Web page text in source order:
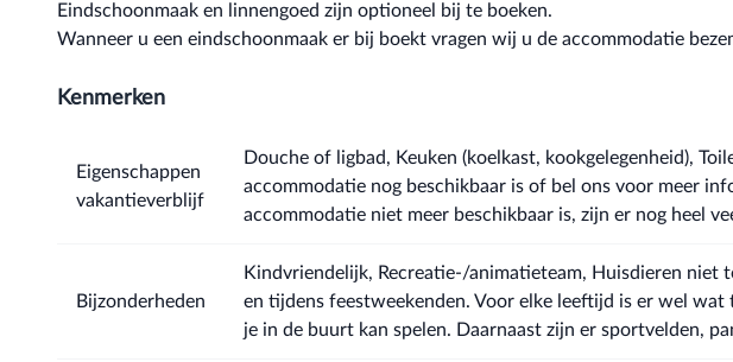
Eindschoonmaak en linnengoed zijn optioneel bij te boeken.
Wanneer u een eindschoonmaak er bij boekt vragen wij u de accommodatie
Kenmerken
Eigenschappen
vakantieverblijf
Douche of ligbad, Keuken (koelkast, kookgelegenheid),
accommodatie nog beschikbaar is of bel ons voor meer
accommodatie niet meer beschikbaar is, zijn er nog heel
Bijzonderheden
Kindvriendelijk, Recreatie-/animatieteam, Huisdieren niet
en tijdens feestweekenden. Voor elke leeftijd is er wel
je in de buurt kan spelen. Daarnaast zijn er sportvelden,